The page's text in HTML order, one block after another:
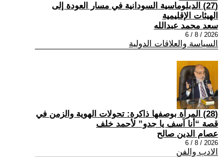
(27) الدبلوماسية السودانية في مسار العودة إلى
الهيئات الإقليمية
سعد محمد عبدالله
2026 / 8 / 6
السياسة والعلاقات الدولية
(28) المرآة بوصفها ذاكرة: تحولات الهوية والزمن في
قصة “أنا آسف يا جدو” لأحمد خلف
عصام الدين صالح
2026 / 8 / 6
الادب والفن